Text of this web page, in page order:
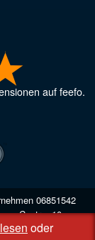
auf feefo.
06851542
Centre, 10
1SX | VAT
oder